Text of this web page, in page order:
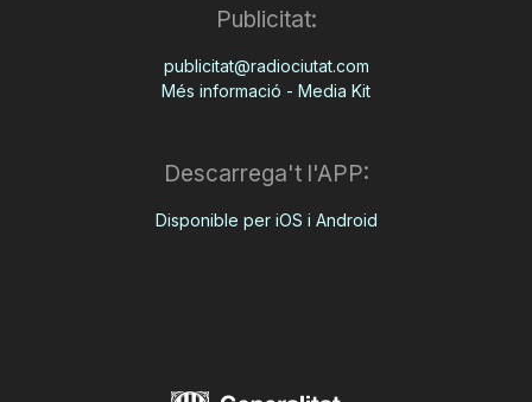
Publicitat:
publicitat@radiociutat.com
Més informació - Media Kit
Descarrega't l'APP:
Disponible per iOS i Android